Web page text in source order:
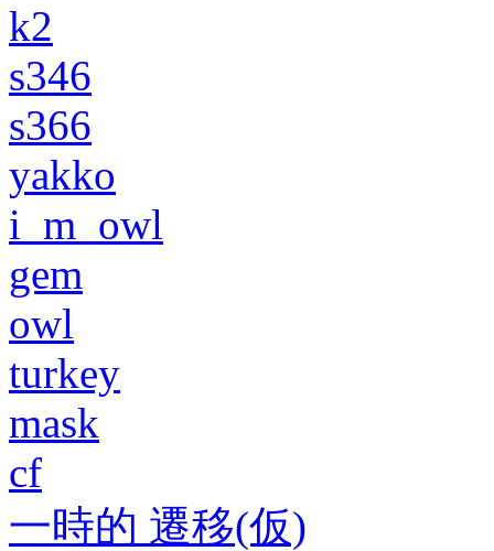
k2
s346
s366
yakko
i_m_owl
gem
owl
turkey
mask
cf
一時的 遷移(仮)